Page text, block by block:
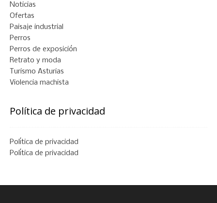
Noticias
Ofertas
Paisaje industrial
Perros
Perros de exposición
Retrato y moda
Turismo Asturias
Violencia machista
Política de privacidad
Política de privacidad
Política de privacidad